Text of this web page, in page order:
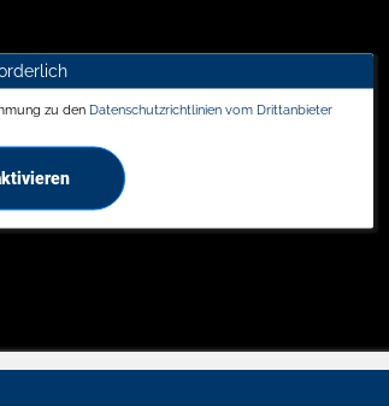
zu den Datenschutzrichtlinien vom Drittanbieter